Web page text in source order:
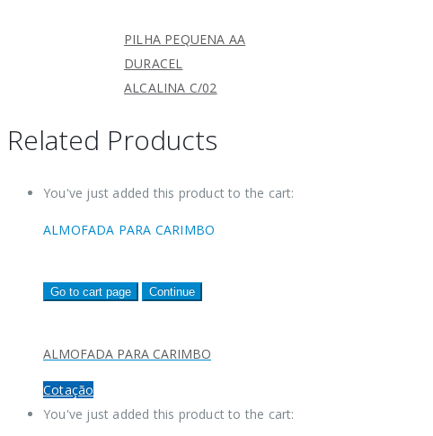
PILHA PEQUENA AA
DURACEL
ALCALINA C/02
Related Products
You've just added this product to the cart:
ALMOFADA PARA CARIMBO
Go to cart page Continue
ALMOFADA PARA CARIMBO
Cotação
You've just added this product to the cart: